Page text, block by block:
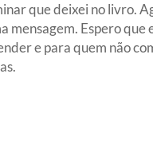
que deixei no livro.
Espero que
e para quem não